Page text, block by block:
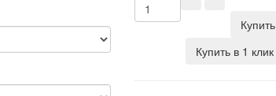
Купить
Купить в 1 клик